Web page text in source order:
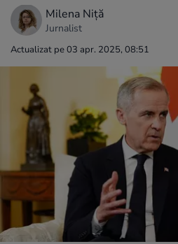
Milena Niță
Jurnalist
Actualizat pe 03 apr. 2025, 08:51